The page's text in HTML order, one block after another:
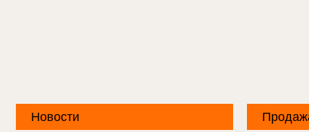
Новости